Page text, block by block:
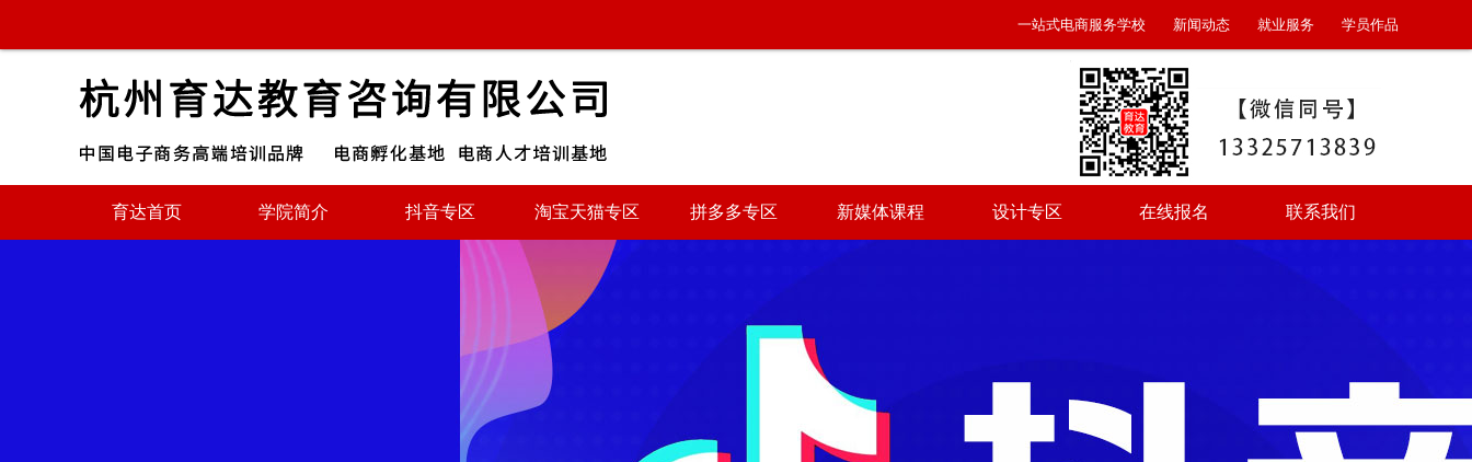
一站式电商服务学校 新闻动态 就业服务 学员作品
育达首页 学院简介 抖音专区 淘宝天猫专区 拼多多专区 新媒体课程 设计专区 在线报名 联系我们